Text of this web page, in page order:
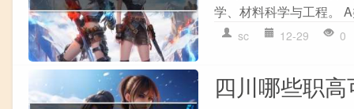
学、材料科学与工程。
sc 12-29 0
四川哪些职